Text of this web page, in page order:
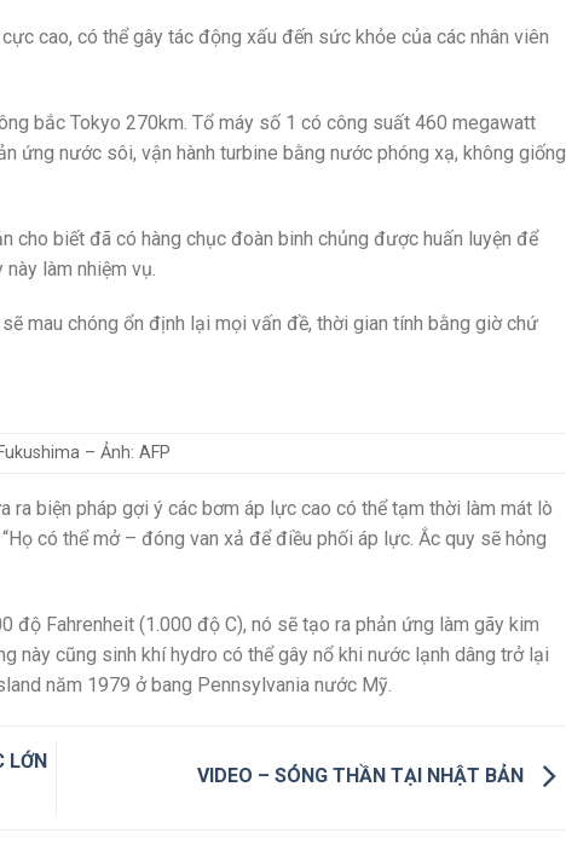
cao, có thể gây tác động xấu đến sức khỏe của các nhân viên
bắc Tokyo 270km. Tổ máy số 1 có công suất 460 megawatt
ứng nước sôi, vận hành turbine bằng nước phóng xạ, không giống
cho biết đã có hàng chục đoàn binh chủng được huấn luyện để
làm nhiệm vụ.
mau chóng ổn định lại mọi vấn đề, thời gian tính bằng giờ chứ
– Ảnh: AFP
ra biện pháp gợi ý các bơm áp lực cao có thể tạm thời làm mát lò
có thể mở – đóng van xả để điều phối áp lực. Ắc quy sẽ hỏng
độ Fahrenheit (1.000 độ C), nó sẽ tạo ra phản ứng làm gãy kim
này cũng sinh khí hydro có thể gây nổ khi nước lạnh dâng trở lại
năm 1979 ở bang Pennsylvania nước Mỹ.
LỚN
VIDEO – SÓNG THẦN TẠI NHẬT BẢN